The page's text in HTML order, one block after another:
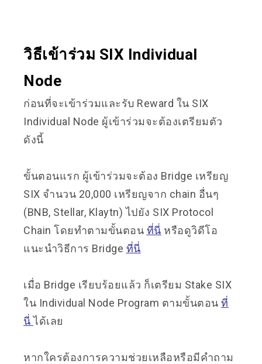
วิธีเข้าร่วม SIX Individual
Node
ก่อนที่จะเข้าร่วมและรับ Reward ใน SIX
Individual Node ผู้เข้าร่วมจะต้องเตรียมตัว
ดังนี้
ขั้นตอนแรก ผู้เข้าร่วมจะต้อง Bridge เหรียญ
SIX จำนวน 20,000 เหรียญจาก chain อื่นๆ
(BNB, Stellar, Klaytn) ไปยัง SIX Protocol
Chain โดยทำตามขั้นตอน ที่นี่ หรือดูวิดีโอ
แนะนำวิธีการ Bridge ที่นี่
เมื่อ Bridge เรียบร้อยแล้ว ก็เตรียม Stake SIX
ใน Individual Node Program ตามขั้นตอน ที่
นี่ ได้เลย
หากใครต้องการความช่วยเหลือหรือมีคำถาม